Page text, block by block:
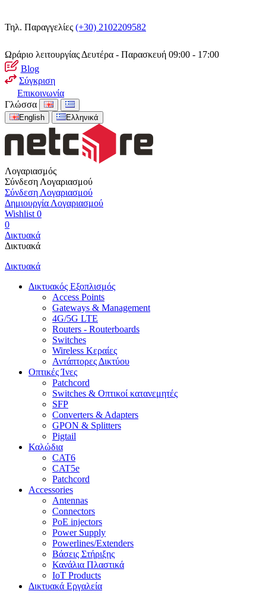
Τηλ. Παραγγελίες (+30) 2102209582
Ωράριο λειτουργίας Δευτέρα - Παρασκευή 09:00 - 17:00
Blog
Σύγκριση
Επικοινωνία
Γλώσσα
English Ελληνικά
Λογαριασμός
Σύνδεση Λογαριασμού
Σύνδεση Λογαριασμού
Δημιουργία Λογαριασμού
Wishlist 0
0
Δικτυακά
Δικτυακά
Δικτυακά
Δικτυακός Εξοπλισμός
Access Points
Gateways & Management
4G/5G LTE
Routers - Routerboards
Switches
Wireless Κεραίες
Αντάπτορες Δικτύου
Οπτικές Ίνες
Patchcord
Switches & Οπτικοί κατανεμητές
SFP
Converters & Adapters
GPON & Splitters
Pigtail
Καλώδια
CAT6
CAT5e
Patchcord
Accessories
Antennas
Connectors
PoE injectors
Power Supply
Powerlines/Extenders
Βάσεις Στήριξης
Κανάλια Πλαστικά
IoT Products
Δικτυακά Εργαλεία